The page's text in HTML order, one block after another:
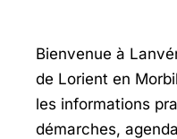
Bienvenue à
de Lorient en
les informations
démarches,